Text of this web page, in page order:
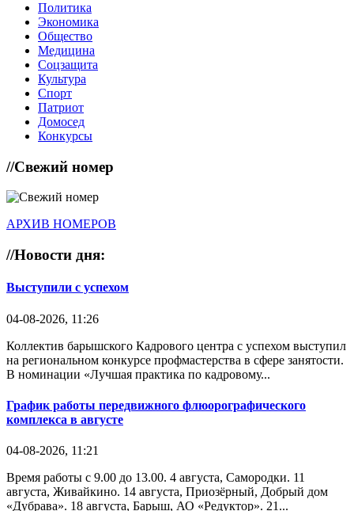
Политика
Экономика
Общество
Медицина
Соцзащита
Культура
Спорт
Патриот
Домосед
Конкурсы
//Свежий номер
АРХИВ НОМЕРОВ
//Новости дня:
Выступили с успехом
04-08-2026, 11:26
Коллектив барышского Кадрового центра с успехом выступил
на региональном конкурсе профмастерства в сфере занятости.
В номинации «Лучшая практика по кадровому...
График работы передвижного флюорографического
комплекса в августе
04-08-2026, 11:21
Время работы с 9.00 до 13.00. 4 августа, Самородки. 11
августа, Живайкино. 14 августа, Приозёрный, Добрый дом
«Дубрава». 18 августа, Барыш, АО «Редуктор». 21...